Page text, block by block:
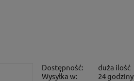
Dostępność:
duża ilość
Wysyłka w:
24 godziny